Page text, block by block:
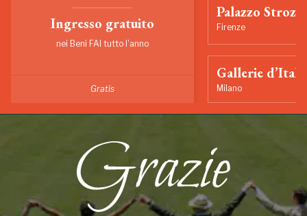
Ingresso gratuito
nei Beni FAI tutto l'anno
Gratis
Palazzo Strozzi
Firenze
Gallerie
Milano